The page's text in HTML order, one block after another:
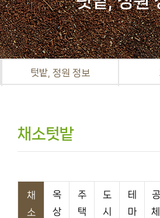
공지게시판
도시농업 관련단
체 자료
텃밭, 정원 정보
채소텃밭
채
소
옥
상
주
택
도
시
테
마